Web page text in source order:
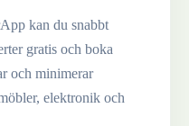
kan du snabbt
gratis och boka
och minimerar
elektronik och